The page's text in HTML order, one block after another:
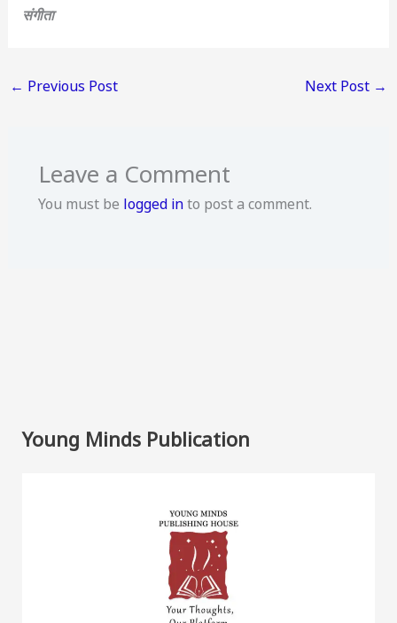
संगीता
← Previous Post Next Post →
Leave a Comment
You must be logged into post a comment.
Young Minds Publication